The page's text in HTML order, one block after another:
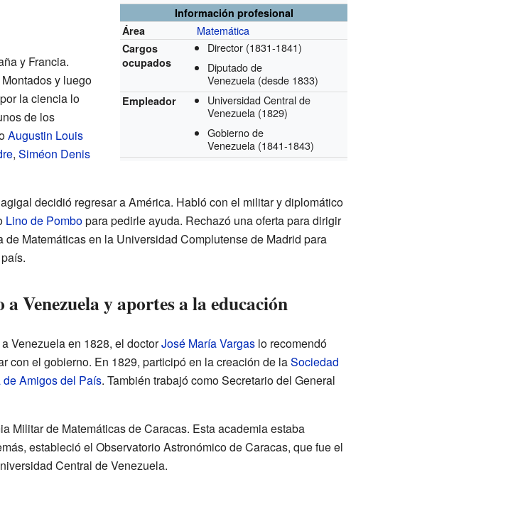
Información profesional
Área
Matemática
Cargos
ocupados
Director (1831-1841)
Diputado de
Venezuela (desde 1833)
Empleador
Universidad Central de
Venezuela (1829)
Gobierno de
Venezuela (1841-1843)
y Francia.
y luego
la ciencia lo
de los
Augustin Louis
, Siméon Denis
decidió regresar a América. Habló con el militar y diplomático
Lino de Pombopara pedirle ayuda. Rechazó una oferta para dirigir
de Matemáticas en la Universidad Complutense de Madrid para
a Venezuela y aportes a la educación
Venezuela en 1828, el doctorJosé María Vargaslo recomendó
con el gobierno. En 1829, participó en la creación de laSociedad
de Amigos del País. También trabajó como Secretario del General
Militar de Matemáticas de Caracas. Esta academia estaba
estableció el Observatorio Astronómico de Caracas, que fue el
Central de Venezuela.